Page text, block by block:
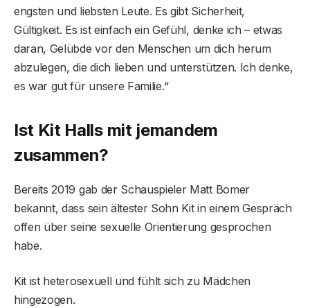
engsten und liebsten Leute. Es gibt Sicherheit,
Gültigkeit. Es ist einfach ein Gefühl, denke ich – etwas
daran, Gelübde vor den Menschen um dich herum
abzulegen, die dich lieben und unterstützen. Ich denke,
es war gut für unsere Familie.“
Ist Kit Halls mit jemandem
zusammen?
Bereits 2019 gab der Schauspieler Matt Bomer
bekannt, dass sein ältester Sohn Kit in einem Gespräch
offen über seine sexuelle Orientierung gesprochen
habe.
Kit ist heterosexuell und fühlt sich zu Mädchen
hingezogen.